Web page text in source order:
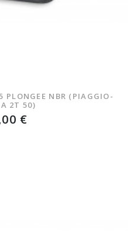
NBR (PIAGGIO-
2T 50)
€